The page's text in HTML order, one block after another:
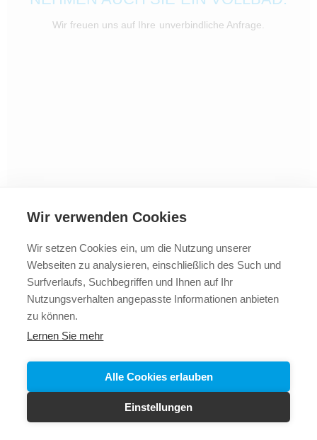
Wir verwenden Cookies
Wir setzen Cookies ein, um die Nutzung unserer
Webseiten zu analysieren, einschließlich des Such und
Surfverlaufs, Suchbegriffen und Ihnen auf Ihr
Nutzungsverhalten angepasste Informationen anbieten
zu können.
Lernen Sie mehr
Alle Cookies erlauben
Einstellungen
Wir freuen uns auf Ihre unverbindliche Anfrage.
2025 © Vollbad Impressum Datenschutz
62288